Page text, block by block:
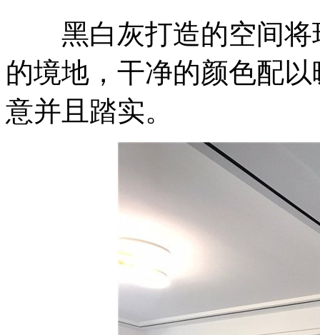
黑白灰打造的空间将
的境地，干净的颜色配
意并且踏实。